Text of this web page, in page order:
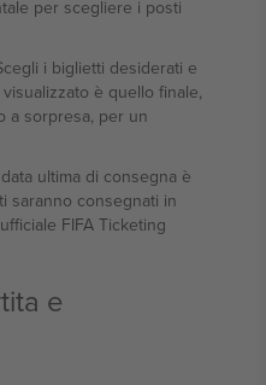
per scegliere i posti
i biglietti desiderati e
è quello finale,
a sorpresa, per un
ultima di consegna è
saranno consegnati in
FIFA Ticketing
e